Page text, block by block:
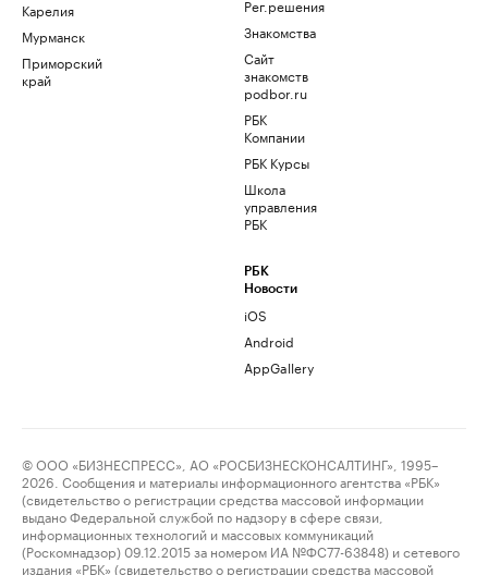
Карелия
Мурманск
Приморский
край
Рег.решения
Знакомства
Сайт
знакомств
podbor.ru
РБК
Компании
РБК Курсы
Школа
управления
РБК
РБК
Новости
iOS
Android
AppGallery
© ООО «БИЗНЕСПРЕСС», АО «РОСБИЗНЕСКОНСАЛТИНГ», 1995–
2026. Сообщения и материалы информационного агентства «РБК»
(свидетельство о регистрации средства массовой информации
выдано Федеральной службой по надзору в сфере связи,
информационных технологий и массовых коммуникаций
(Роскомнадзор) 09.12.2015 за номером ИА №ФС77-63848) и сетевого
издания «РБК» (свидетельство о регистрации средства массовой